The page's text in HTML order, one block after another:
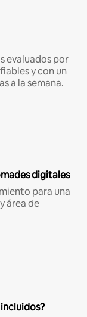
evaluados por
y con un
a la semana.
digitales
para una
área de